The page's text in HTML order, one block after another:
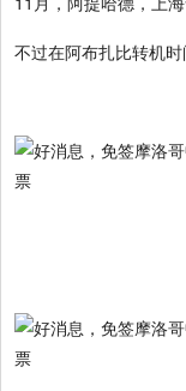
不过在阿布扎比转机